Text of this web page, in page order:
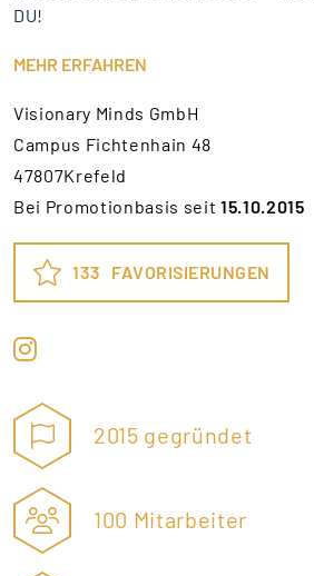
DU!
MEHR ERFAHREN
Visionary Minds GmbH
Campus Fichtenhain 48
47807Krefeld
Bei Promotionbasis seit15.10.2015
133 FAVORISIERUNGEN
2015 gegründet
100 Mitarbeiter